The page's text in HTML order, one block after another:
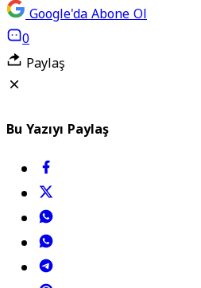
Google'da Abone Ol
0
Paylaş
Bu Yazıyı Paylaş